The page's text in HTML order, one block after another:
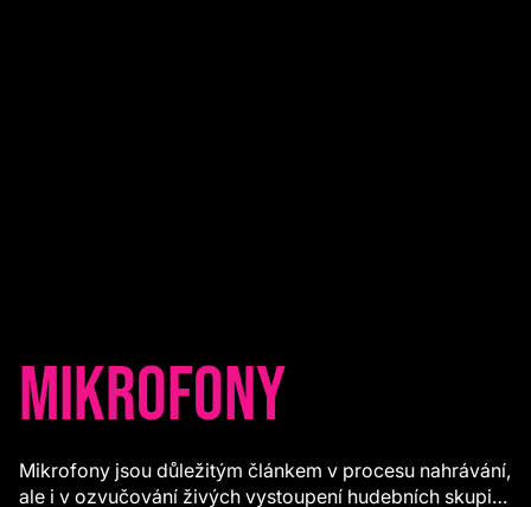
Mikrofony
Mikrofony jsou důležitým článkem v procesu nahrávání,
ale i v ozvučování živých vystoupení hudebních skupin.